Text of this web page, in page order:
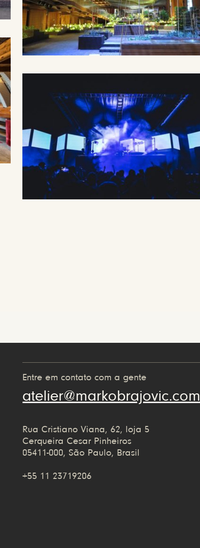
Entre em contato com a gente
atelier@markobrajovic.com
Rua Cristiano Viana, 62, loja 5
Cerqueira Cesar Pinheiros
05411-000, São Paulo, Brasil
+55 11 23719206